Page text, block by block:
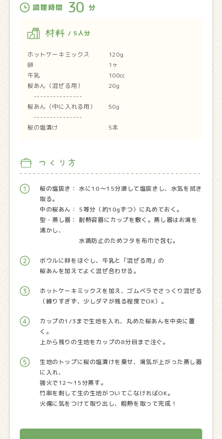
調理時間 30 分
材料 / 5人分
ホットケーキミックス 120g
卵 1ヶ
牛乳 100cc
桜あん（混ぜる用） 20g
---------------
桜あん（中に入れる用） 50g
---------------
桜の塩漬け 5本
つくり方
桜の塩抜き： 水に10〜15分浸して塩抜きし、水気を拭き
取る。
中の桜あん： 5等分（約10gずつ）に丸めておく。
型・蒸し器： 耐熱容器にカップを敷く。蒸し器はお湯を
沸かし、
水滴防止のためフタを布巾で包む。
ボウルに卵をほぐし、牛乳と「混ぜる用」の
桜あんを加えてよく混ぜ合わせる。
ホットケーキミックスを加え、ゴムベラでさっくり混ぜる
（練りすぎず、少しダマが残る程度でOK）。
カップの1/3まで生地を入れ、丸めた桜あんを中央に置
く。
上から残りの生地をカップの8分目まで注ぐ。
生地のトップに桜の塩漬けを乗せ、湯気が上がった蒸し器
に入れ、
強火で12〜15分蒸す。
竹串を刺して生の生地がついてこなければOK。
火傷に気をつけて取り出し、粗熱を取って完成！